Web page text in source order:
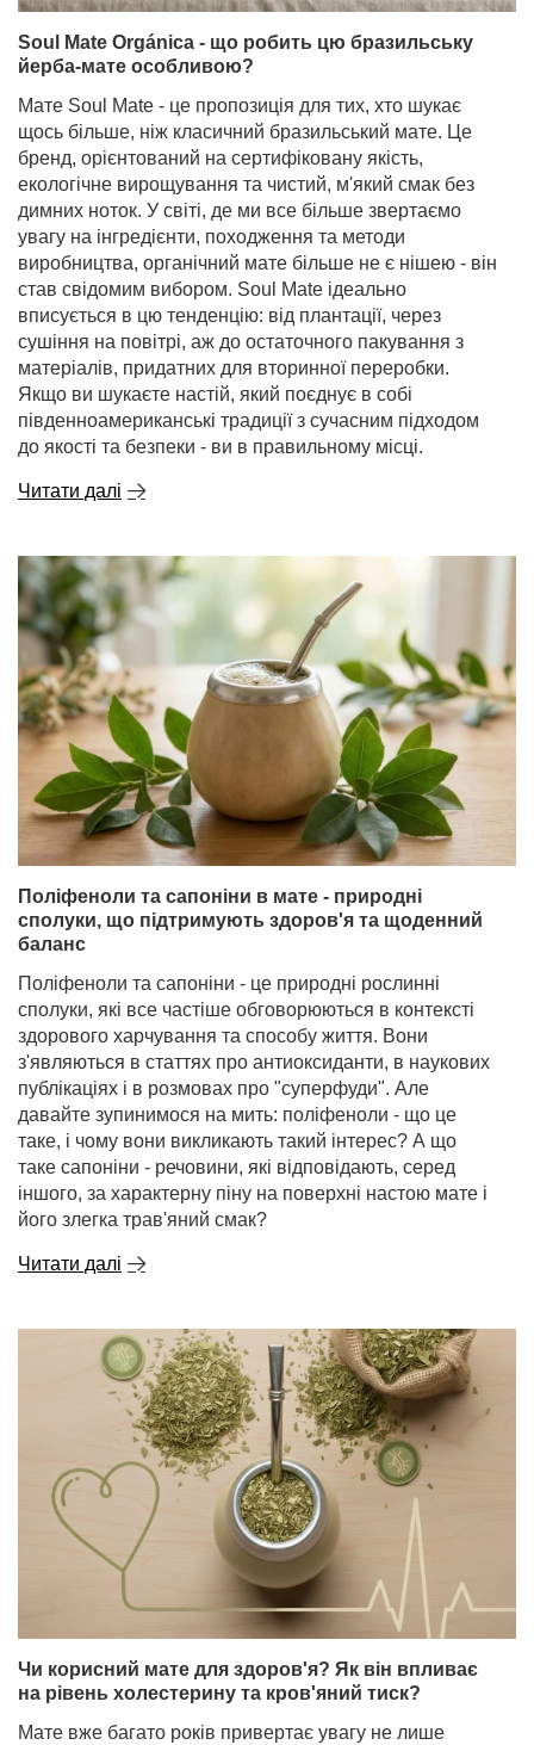
Soul Mate Orgánica - що робить цю бразильську
йерба-мате особливою?
Мате Soul Mate - це пропозиція для тих, хто шукає
щось більше, ніж класичний бразильський мате. Це
бренд, орієнтований на сертифіковану якість,
екологічне вирощування та чистий, м'який смак без
димних ноток. У світі, де ми все більше звертаємо
увагу на інгредієнти, походження та методи
виробництва, органічний мате більше не є нішею - він
став свідомим вибором. Soul Mate ідеально
вписується в цю тенденцію: від плантації, через
сушіння на повітрі, аж до остаточного пакування з
матеріалів, придатних для вторинної переробки.
Якщо ви шукаєте настій, який поєднує в собі
південноамериканські традиції з сучасним підходом
до якості та безпеки - ви в правильному місці.
Читати далі
Поліфеноли та сапоніни в мате - природні
сполуки, що підтримують здоров'я та щоденний
баланс
Поліфеноли та сапоніни - це природні рослинні
сполуки, які все частіше обговорюються в контексті
здорового харчування та способу життя. Вони
з'являються в статтях про антиоксиданти, в наукових
публікаціях і в розмовах про "суперфуди". Але
давайте зупинимося на мить: поліфеноли - що це
таке, і чому вони викликають такий інтерес? А що
таке сапоніни - речовини, які відповідають, серед
іншого, за характерну піну на поверхні настою мате і
його злегка трав'яний смак?
Читати далі
Чи корисний мате для здоров'я? Як він впливає
на рівень холестерину та кров'яний тиск?
Мате вже багато років привертає увагу не лише